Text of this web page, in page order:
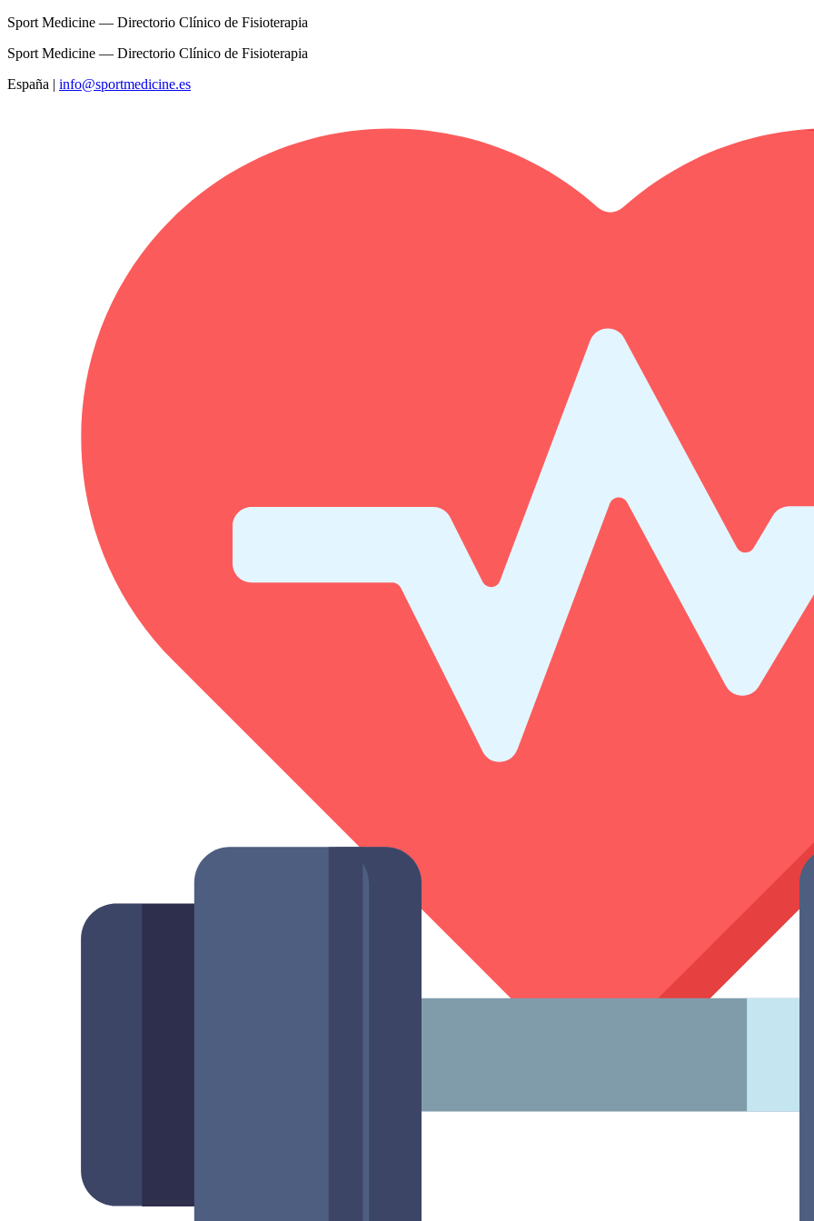
Sport Medicine — Directorio Clínico de Fisioterapia
Sport Medicine — Directorio Clínico de Fisioterapia
España | info@sportmedicine.es